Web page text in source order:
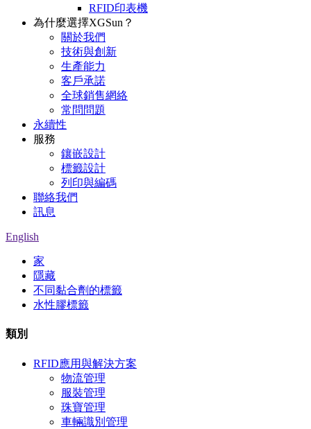
RFID印表機
為什麼選擇XGSun？
關於我們
技術與創新
生產能力
客戶承諾
全球銷售網絡
常問問題
永續性
服務
鑲嵌設計
標籤設計
列印與編碼
聯絡我們
訊息
English
家
隱藏
不同黏合劑的標籤
水性膠標籤
類別
RFID應用與解決方案
物流管理
服裝管理
珠寶管理
車輛識別管理